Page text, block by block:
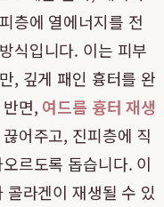
층에 열에너지를 전
식입니다. 이는 피부
, 깊게 패인 흉터를 완
면, 여드름 흉터 재생
어주고, 진피층에 직
르도록 돕습니다. 이
라겐이 재생될 수 있